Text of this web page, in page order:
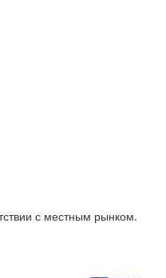
с местным рынком.